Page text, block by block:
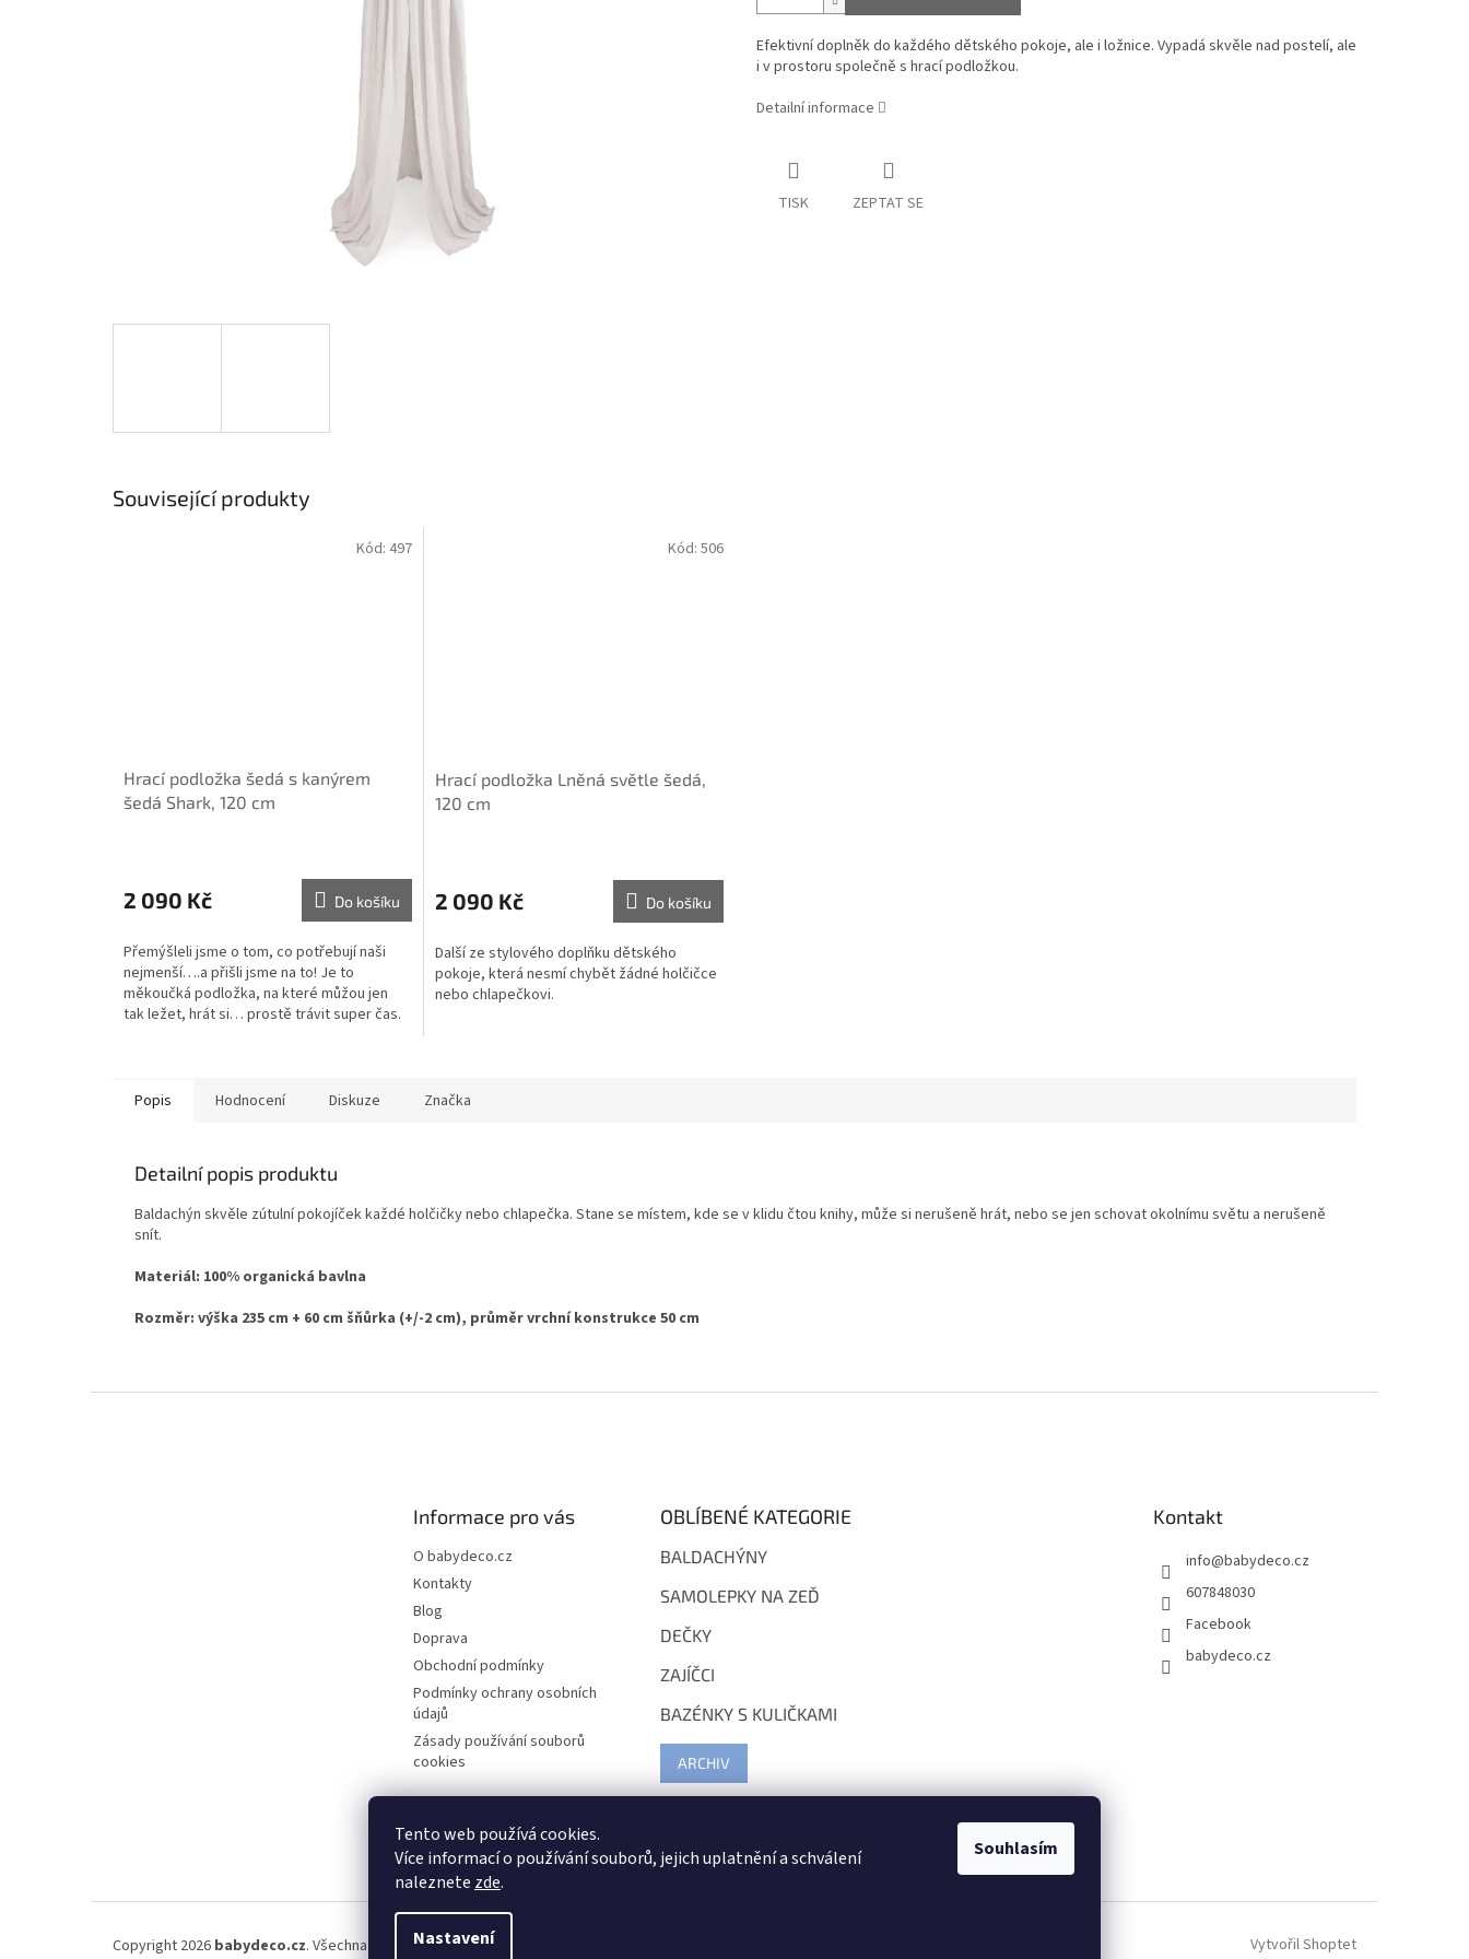
Tento web používá cookies.
Více informací o používání souborů, jejich uplatnění a schválení
naleznete zde.
Nastavení
Souhlasím
Efektivní doplněk do každého dětského pokoje, ale i ložnice. Vypadá skvěle nad postelí, ale
i v prostoru společně s hrací podložkou.
Detailní informace
TISK ZEPTAT SE
Související produkty
Hrací podložka šedá s kanýrem
šedá Shark, 120 cm
2 090 Kč Do košíku
Přemýšleli jsme o tom, co potřebují naši
nejmenší….a přišli jsme na to! Je to
měkoučká podložka, na které můžou jen
tak ležet, hrát si… prostě trávit super čas.
Kód: 497
Hrací podložka Lněná světle šedá,
120 cm
2 090 Kč Do košíku
Další ze stylového doplňku dětského
pokoje, která nesmí chybět žádné holčičce
nebo chlapečkovi.
Kód: 506
Popis Hodnocení Diskuze Značka
Detailní popis produktu
Baldachýn skvěle zútulní pokojíček každé holčičky nebo chlapečka. Stane se místem, kde se v klidu čtou knihy, může si nerušeně hrát, nebo se jen schovat okolnímu světu a nerušeně
snít.
Materiál: 100% organická bavlna
Rozměr: výška 235 cm + 60 cm šňůrka (+/-2 cm), průměr vrchní konstrukce 50 cm
Informace pro vás
O babydeco.cz
Kontakty
Blog
Doprava
Obchodní podmínky
Podmínky ochrany osobních
údajů
Zásady používání souborů
cookies
OBLÍBENÉ KATEGORIE
BALDACHÝNY
SAMOLEPKY NA ZEĎ
DEČKY
ZAJÍČCI
BAZÉNKY S KULIČKAMI
ARCHIV
Kontakt
info@babydeco.cz
607848030
Facebook
babydeco.cz
Vytvořil Shoptet
Copyright 2026 babydeco.cz. Všechna práva vyhrazena.